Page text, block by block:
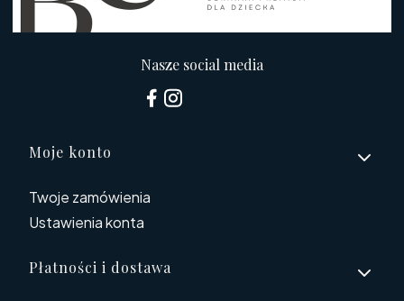
Nasze social media
Linki w stopce
Moje konto
Twoje zamówienia
Ustawienia konta
Płatności i dostawa